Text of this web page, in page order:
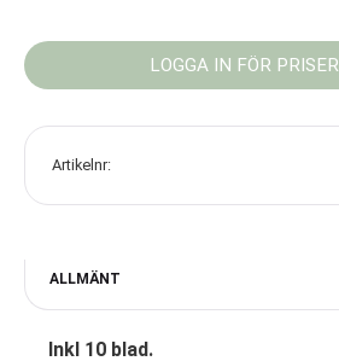
LOGGA IN FÖR PRISER
Artikelnr
ALLMÄNT
Inkl 10 blad.